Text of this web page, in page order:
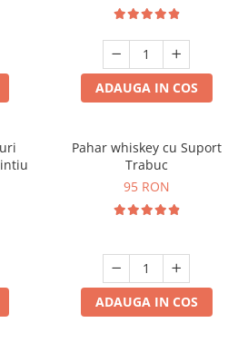
ADAUGA IN COS
Pahar whiskey cu Suport
Trabuc
95 RON
ADAUGA IN COS